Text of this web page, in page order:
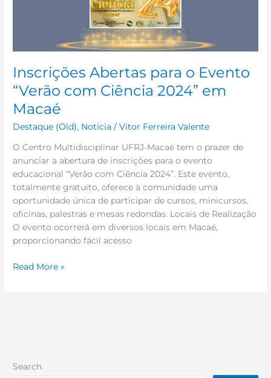
Inscrições Abertas para o Evento
“Verão com Ciência 2024” em
Macaé
Destaque (Old), Notícia /Vitor Ferreira Valente
O Centro Multidisciplinar UFRJ-Macaé tem o prazer de
anunciar a abertura de inscrições para o evento
educacional “Verão com Ciência 2024”. Este evento,
totalmente gratuito, oferece à comunidade uma
oportunidade única de participar de cursos, minicursos,
oficinas, palestras e mesas redondas. Locais de Realização
O evento ocorrerá em diversos locais em Macaé,
proporcionando fácil acesso
Macaé
Read More »
Search